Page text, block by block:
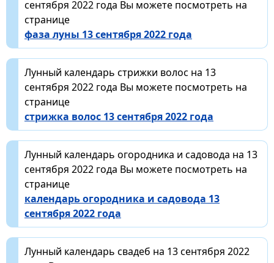
сентября 2022 года Вы можете посмотреть на
странице
фаза луны 13 сентября 2022 года
Лунный календарь стрижки волос на 13
сентября 2022 года Вы можете посмотреть на
странице
стрижка волос 13 сентября 2022 года
Лунный календарь огородника и садовода на 13
сентября 2022 года Вы можете посмотреть на
странице
календарь огородника и садовода 13
сентября 2022 года
Лунный календарь свадеб на 13 сентября 2022